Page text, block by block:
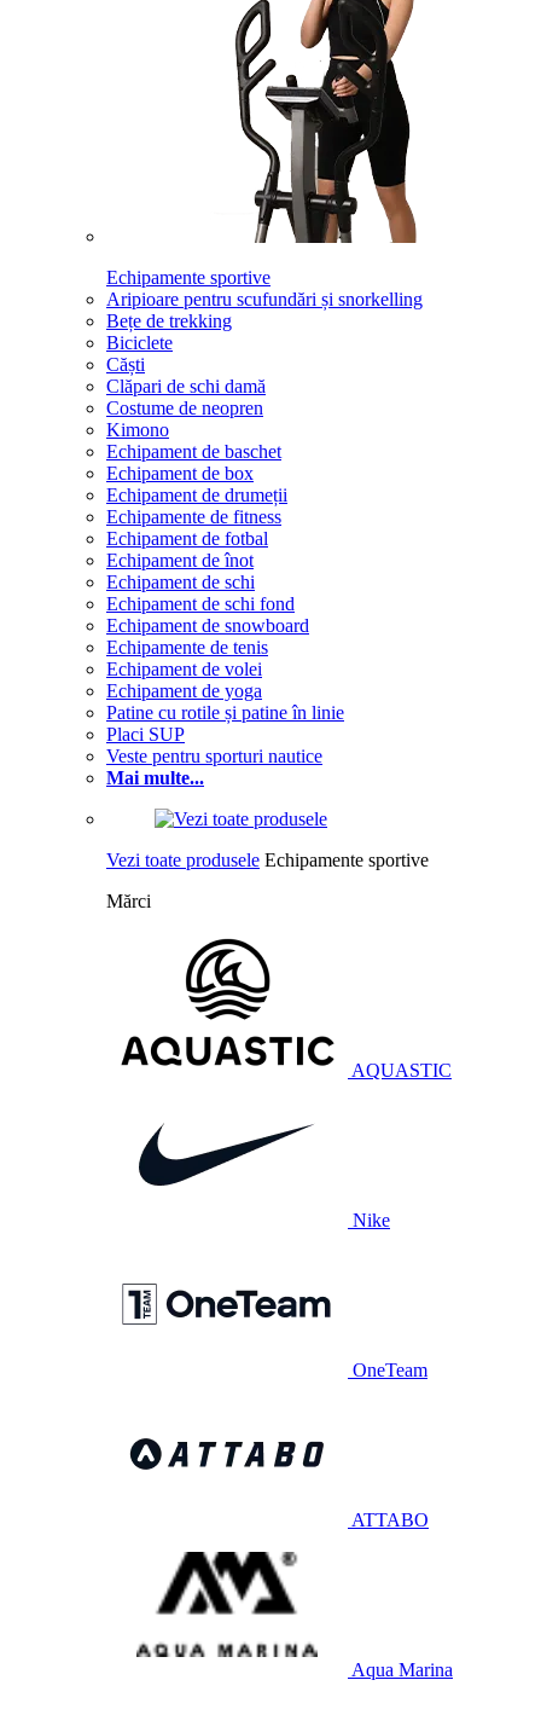
Echipamente sportive
Aripioare pentru scufundări și snorkelling
Bețe de trekking
Biciclete
Căști
Clăpari de schi damă
Costume de neopren
Kimono
Echipament de baschet
Echipament de box
Echipament de drumeții
Echipamente de fitness
Echipament de fotbal
Echipament de înot
Echipament de schi
Echipament de schi fond
Echipament de snowboard
Echipamente de tenis
Echipament de volei
Echipament de yoga
Patine cu rotile și patine în linie
Placi SUP
Veste pentru sporturi nautice
Mai multe...
Vezi toate produsele Echipamente sportive
Mărci
AQUASTIC
Nike
OneTeam
ATTABO
Aqua Marina